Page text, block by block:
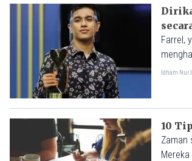
Farrel,
dunia
Idham Nur
10
Zaman